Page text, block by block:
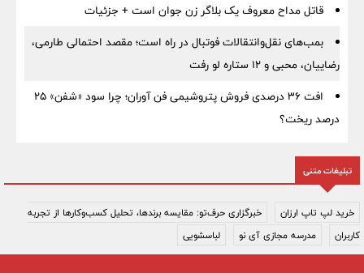
قاتل مداح معروف یک بلاگر زن جوان است + جزئیات
بمب‌های نقل‌وانتقالات فوتبال در راه است؛ مقصد احتمالی طارمی،
رضاییان، محبی و ۱۲ ستاره لو رفت
افت ۳۶ درصدی فروش پتروشیمی فن آوران؛ چرا سود «شفن» ۲۵
درصد ریخت؟
تبلیغات متنی
خرید لپ تاپ ارزان
خبرگزاری حرف‌تو: مقایسه برندها، تحلیل کسب‌وکارها از تجربه
کاربران
مدرسه مجازی آی نو لباسشویی